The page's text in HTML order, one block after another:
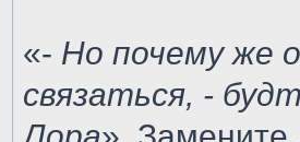
«- Но почему же
связаться, -